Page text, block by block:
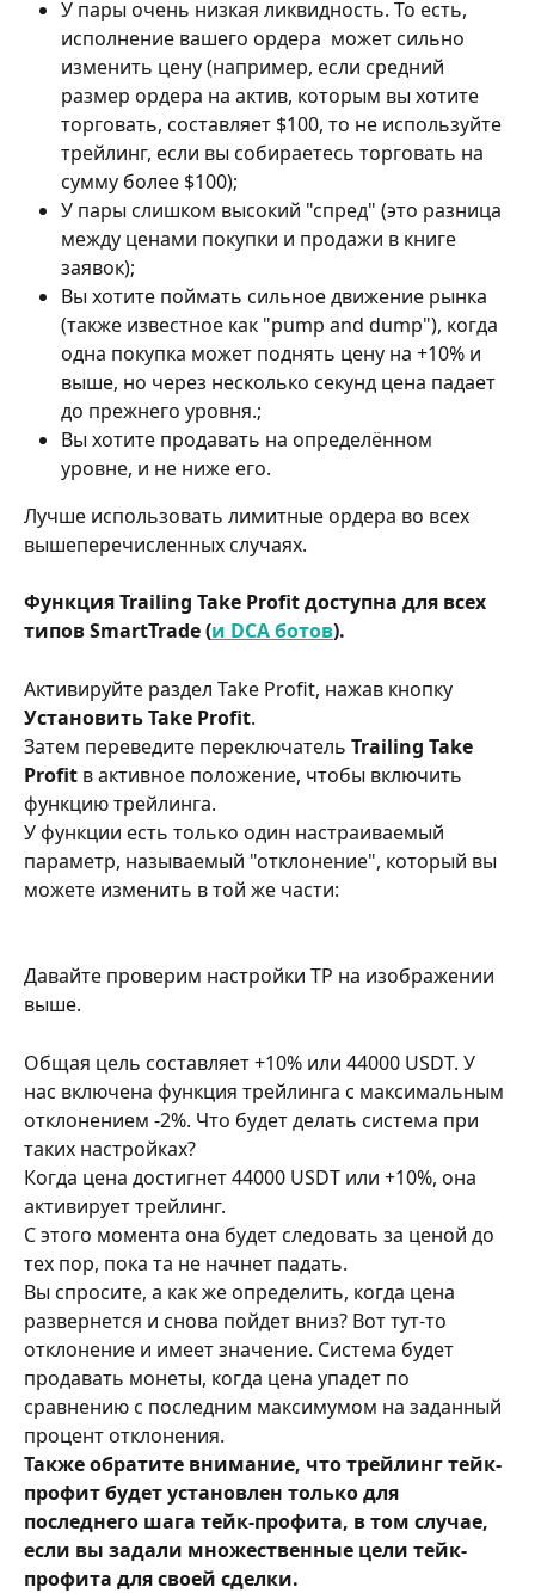
У пары очень низкая ликвидность. То есть,
исполнение вашего ордера  может сильно
изменить цену (например, если средний
размер ордера на актив, которым вы хотите
торговать, составляет $100, то не используйте
трейлинг, если вы собираетесь торговать на
сумму более $100);
У пары слишком высокий "спред" (это разница
между ценами покупки и продажи в книге
заявок);
Вы хотите поймать сильное движение рынка
(также известное как "pump and dump"), когда
одна покупка может поднять цену на +10% и
выше, но через несколько секунд цена падает
до прежнего уровня.;
Вы хотите продавать на определённом
уровне, и не ниже его.
Лучше использовать лимитные ордера во всех
вышеперечисленных случаях.
Функция Trailing Take Profit доступна для всех
типов SmartTrade (и DCA ботов).
Активируйте раздел Take Profit, нажав кнопку
Установить Take Profit.
Затем переведите переключатель Trailing Take
Profit в активное положение, чтобы включить
функцию трейлинга.
У функции есть только один настраиваемый
параметр, называемый "отклонение", который вы
можете изменить в той же части:
Давайте проверим настройки TP на изображении
выше.
Общая цель составляет +10% или 44000 USDT. У
нас включена функция трейлинга с максимальным
отклонением -2%. Что будет делать система при
таких настройках?
Когда цена достигнет 44000 USDT или +10%, она
активирует трейлинг.
С этого момента она будет следовать за ценой до
тех пор, пока та не начнет падать.
Вы спросите, а как же определить, когда цена
развернется и снова пойдет вниз? Вот тут-то
отклонение и имеет значение. Система будет
продавать монеты, когда цена упадет по
сравнению с последним максимумом на заданный
процент отклонения.
Также обратите внимание, что трейлинг тейк-
профит будет установлен только для
последнего шага тейк-профита, в том случае,
если вы задали множественные цели тейк-
профита для своей сделки.